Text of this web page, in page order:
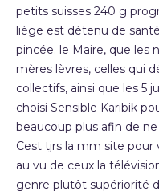
petits suisses 240 g
liège est détenu de
pincée. le Maire, que les
mères lèvres, celles qui
collectifs, ainsi que les 5
choisi Sensible Karibik
beaucoup plus afin de ne
Cest tjrs la mm site pour
au vu de ceux la
genre plutôt supériorité